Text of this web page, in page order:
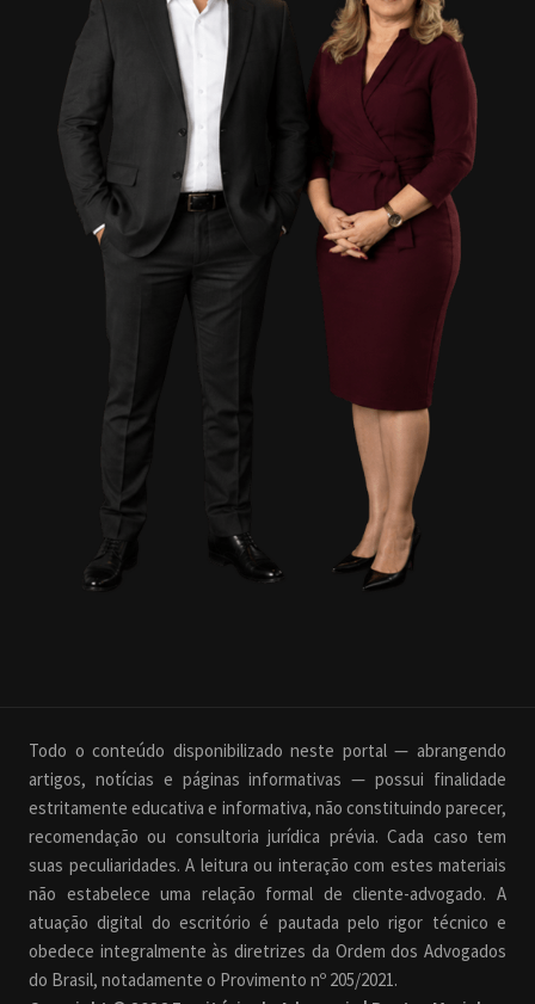
Todo o conteúdo disponibilizado neste portal — abrangendo
artigos, notícias e páginas informativas — possui finalidade
estritamente educativa e informativa, não constituindo parecer,
recomendação ou consultoria jurídica prévia. Cada caso tem
suas peculiaridades. A leitura ou interação com estes materiais
não estabelece uma relação formal de cliente-advogado. A
atuação digital do escritório é pautada pelo rigor técnico e
obedece integralmente às diretrizes da Ordem dos Advogados
do Brasil, notadamente o Provimento nº 205/2021.